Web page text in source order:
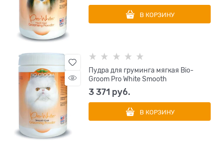
В КОРЗИНУ
Пудра для груминга мягкая Bio-
Groom Pro White Smooth
3 371 руб.
В КОРЗИНУ